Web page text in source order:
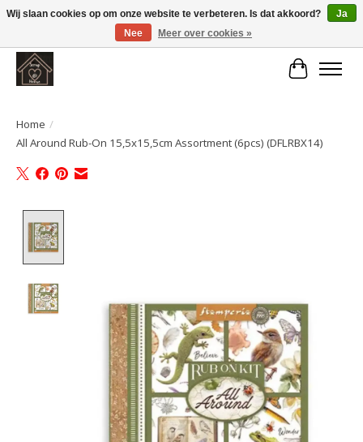
Large selection of products and fast shipping!
Home /
All Around Rub-On 15,5x15,5cm Assortment (6pcs) (DFLRBX14)
Wij slaan cookies op om onze website te verbeteren. Is dat akkoord?
Ja
Nee
Meer over cookies »